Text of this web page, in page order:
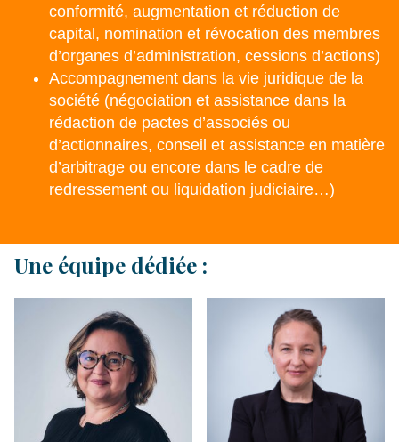
conformité, augmentation et réduction de
capital, nomination et révocation des membres
d’organes d’administration, cessions d’actions)
Accompagnement dans la vie juridique de la
société (négociation et assistance dans la
rédaction de pactes d’associés ou
d’actionnaires, conseil et assistance en matière
d’arbitrage ou encore dans le cadre de
redressement ou liquidation judiciaire…)
Une équipe dédiée :